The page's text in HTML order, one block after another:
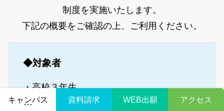
制度を実施いたします。
下記の概要をご確認の上、ご利用ください。
◆対象者
・高校３年生
・岡山県外在住
キャンパス 資料請求 WEB出願 アクセス